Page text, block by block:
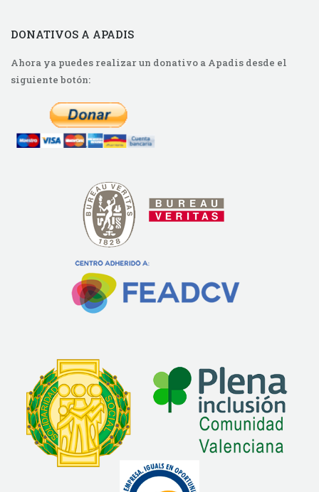
DONATIVOS A APADIS
Ahora ya puedes realizar un donativo a Apadis desde el
siguiente botón: